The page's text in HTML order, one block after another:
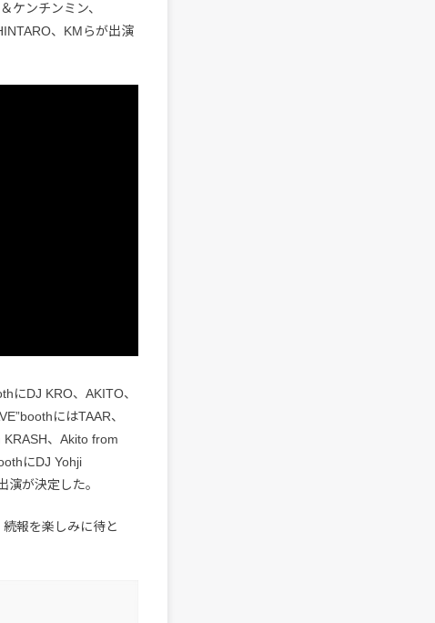
ケンチンミン、
、KMらが出演
にDJ KRO、AKITO、
にはTAAR、
、Akito from
にDJ Yohji
が決定した。
報を楽しみに待と